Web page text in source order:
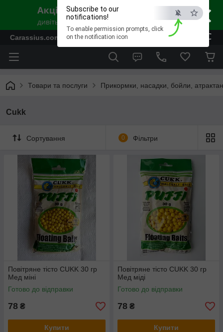
×
ESC
Subscribe to our
notifications!
To enable permission prompts, click
on the notification icon
Carassius.com.ua - Все для риболовлі та відпочинку
Товари та послуги Прикормки, насадки, бойли,
Cukk
Сортування 0 Фільтри
Повітряне тісто CUKK 30 гр
Мед міні
Готово до відправки
78 ₴
Купити
Повітряне тісто CUKK 30 гр
Мед міді
Готово до відправки
78 ₴
Купити